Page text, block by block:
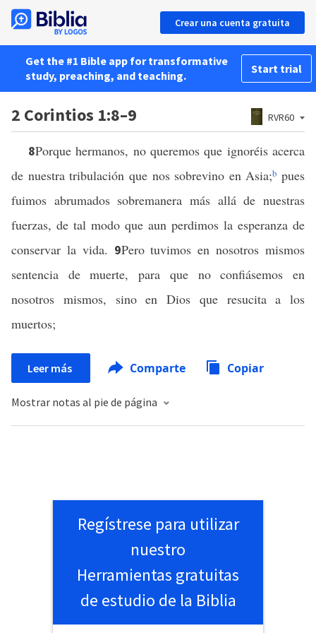
Crear una cuenta gratuita
Get the #1 Bible app for transformative
study, preaching, and teaching.
Start trial
2 Corintios 1:8–9 RVR60
8Porque hermanos, no queremos que ignoréis acerca
de nuestra tribulación que nos sobrevino en Asia;b pues
fuimos abrumados sobremanera más allá de nuestras
fuerzas, de tal modo que aun perdimos la esperanza de
conservar la vida. 9Pero tuvimos en nosotros mismos
sentencia de muerte, para que no confiásemos en
nosotros mismos, sino en Dios que resucita a los
muertos;
Leer más Comparte Copiar
Mostrar notas al pie de página
Regístrese para utilizar
nuestro
Herramientas gratuitas
de estudio de la Biblia